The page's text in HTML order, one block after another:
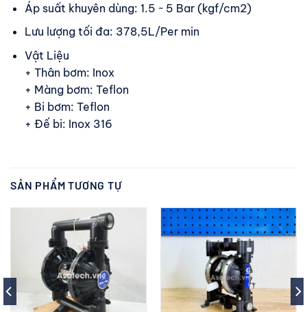
Áp suất khuyên dùng: 1.5 ~ 5 Bar (kgf/cm2)
Lưu lượng tối đa: 378,5L/Per min
Vật Liệu
+ Thân bơm: Inox
+ Màng bơm: Teflon
+ Bi bơm: Teflon
+ Đế bi: Inox 316
SẢN PHẨM TƯƠNG TỰ